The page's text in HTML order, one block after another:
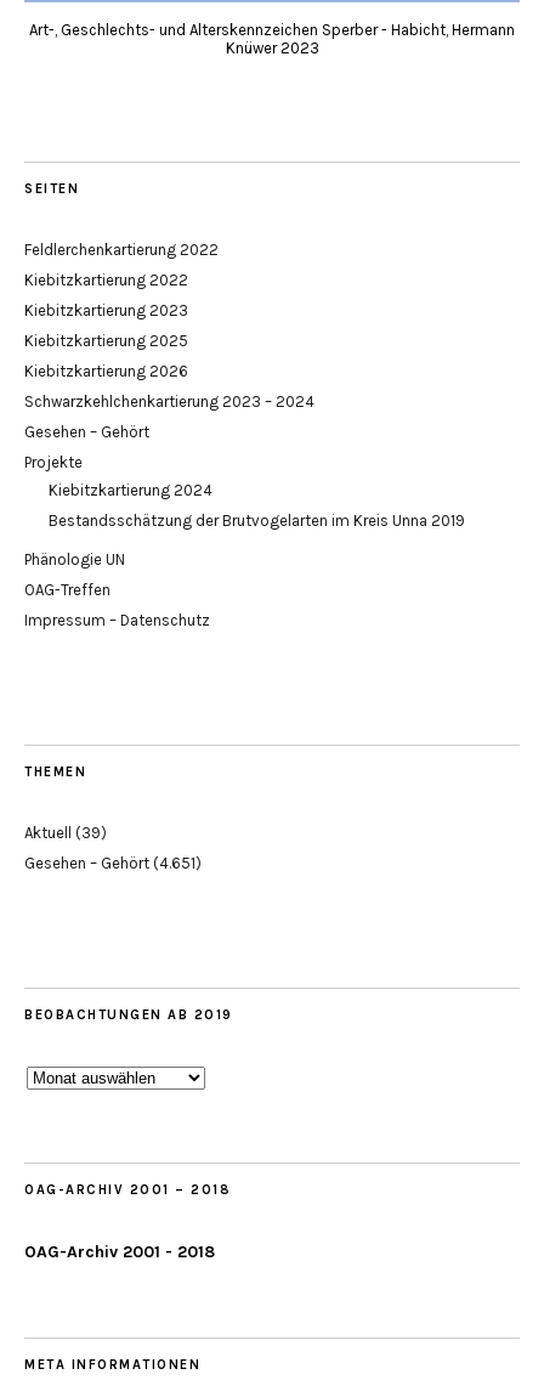
Art-, Geschlechts- und Alterskennzeichen Sperber - Habicht, Hermann
Knüwer 2023
SEITEN
Feldlerchenkartierung 2022
Kiebitzkartierung 2022
Kiebitzkartierung 2023
Kiebitzkartierung 2025
Kiebitzkartierung 2026
Schwarzkehlchenkartierung 2023 – 2024
Gesehen – Gehört
Projekte
Kiebitzkartierung 2024
Bestandsschätzung der Brutvogelarten im Kreis Unna 2019
Phänologie UN
OAG-Treffen
Impressum – Datenschutz
THEMEN
Aktuell
(39)
Gesehen – Gehört (4.651)
BEOBACHTUNGEN AB 2019
Beobachtungen
OAG-ARCHIV 2001 – 2018
OAG-Archiv 2001 - 2018
META INFORMATIONEN